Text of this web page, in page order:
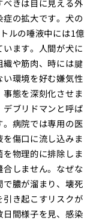
きは目に見える外
の拡大です。犬の
ルの唾液中には1億
ます。人間が犬に
や筋肉、時には腱
環境を好む嫌気性
態を深刻化させま
ブリドマンと呼ば
病院では専用の医
傷口に流し込みま
物理的に排除しま
しません。なぜな
膿が溜まり、壊死
き起こすリスクが
間様子を見、感染